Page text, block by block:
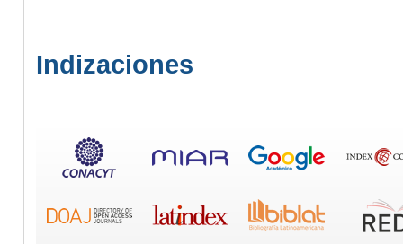
Indizaciones